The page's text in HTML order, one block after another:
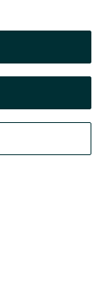
powyżej,
brzmieniu.